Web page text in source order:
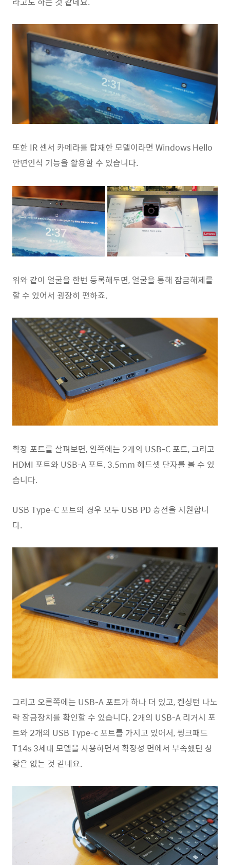
또한 IR 센서 카메라를 탑재한 모델이라면 Windows Hello
안면인식 기능을 활용할 수 있습니다.
위와 같이 얼굴을 한번 등록해두면, 얼굴을 통해 잠금해제를
할 수 있어서 굉장히 편하죠.
확장 포트를 살펴보면, 왼쪽에는 2개의 USB-C 포트, 그리고
HDMI 포트와 USB-A 포트, 3.5mm 헤드셋 단자를 볼 수 있
습니다.
USB Type-C 포트의 경우 모두 USB PD 충전을 지원합니
다.
그리고 오른쪽에는 USB-A 포트가 하나 더 있고, 켄싱턴 나노
락 잠금장치를 확인할 수 있습니다. 2개의 USB-A 리거시 포
트와 2개의 USB Type-c 포트를 가지고 있어서, 씽크패드
T14s 3세대 모델을 사용하면서 확장성 면에서 부족했던 상
황은 없는 것 같네요.